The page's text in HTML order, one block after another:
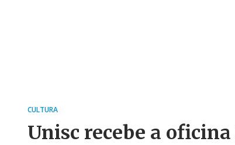
CULTURA
Unisc recebe a